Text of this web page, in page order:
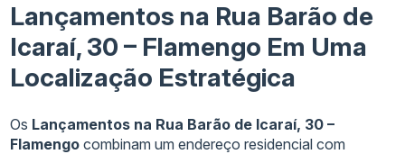
Lançamentos na Rua Barão de
Icaraí, 30 – Flamengo Em Uma
Localização Estratégica
Os Lançamentos na Rua Barão de Icaraí, 30 –
Flamengo combinam um endereço residencial com